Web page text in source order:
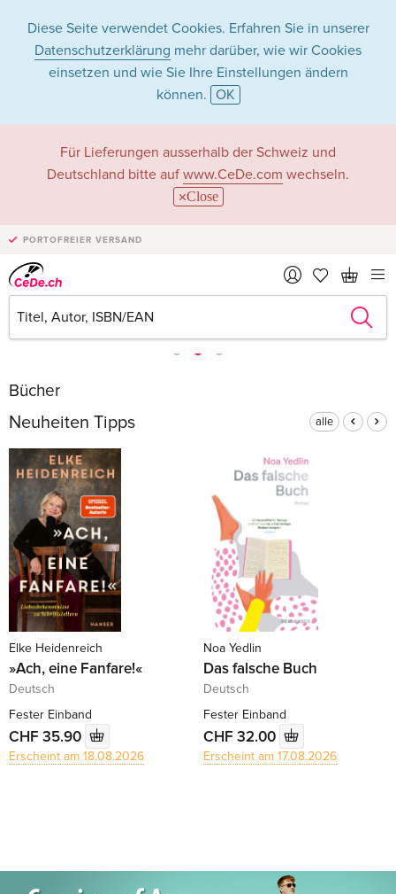
Diese Seite verwendet Cookies. Erfahren Sie in unserer
Datenschutzerklärung mehr darüber, wie wir Cookies
einsetzen und wie Sie Ihre Einstellungen ändern
können. OK
Für Lieferungen ausserhalb der Schweiz und
Deutschland bitte auf www.CeDe.com wechseln.
Close
PORTOFREIER VERSAND
Bücher
Neuheiten Tipps alle
Elke Heidenreich
»Ach, eine Fanfare!«
Deutsch
Fester Einband
CHF 35.90
Erscheint am 18.08.2026
Noa Yedlin
Das falsche Buch
Deutsch
Fester Einband
CHF 32.00
Erscheint am 17.08.2026